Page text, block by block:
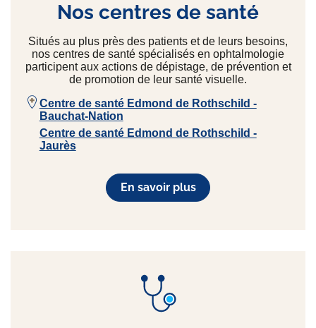
Nos centres de santé
Situés au plus près des patients et de leurs besoins,
nos centres de santé spécialisés en ophtalmologie
participent aux actions de dépistage, de prévention et
de promotion de leur santé visuelle.
Centre de santé Edmond de Rothschild -
Bauchat-Nation
Centre de santé Edmond de Rothschild -
Jaurès
En savoir plus